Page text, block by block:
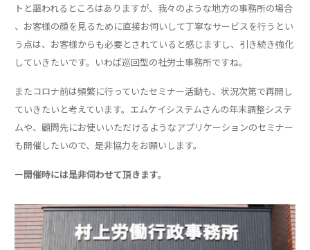
トと謳われるところはありますが、我々のような地方の事務所の場合
、お客様の顔を見るために直接お伺いして丁寧なサービスを行うとい
う点は、お客様からも必要とされていると感じますし、引き続き強化
していきたいです。いわば巡回型の社労士事務所ですね。
またコロナ前は頻繁に行っていたセミナー活動も、状況次第で再開し
ていきたいと考えています。エムケイシステムさんの年末調整システ
ムや、顧問先にお使いいただけるようなアプリケーションのセミナー
も開催したいので、是非協力をお願いします。
ー開催時には是非伺わせて頂きます。